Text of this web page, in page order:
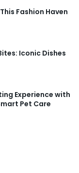
Fashion Haven
Iconic Dishes
Experience with
Pet Care